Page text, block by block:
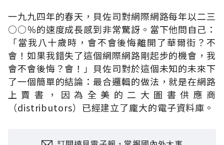
一九九四年的春天，貝佐司對網際網路每年以二三
○○％的速度成長感到非常驚訝。當下他問自己：
「當我八十歲時，會不會後悔離開了華爾街？不
會！如果我錯失了這個網際網路剛起步的機會，我
會不會後悔？會！」貝佐司對於這個未知的未來下
了一個簡單的結論：最合邏輯的做法，就是在網路
上賣書，因為全美的二大圖書供應商
（distributors）已經建立了龐大的電子資料庫。